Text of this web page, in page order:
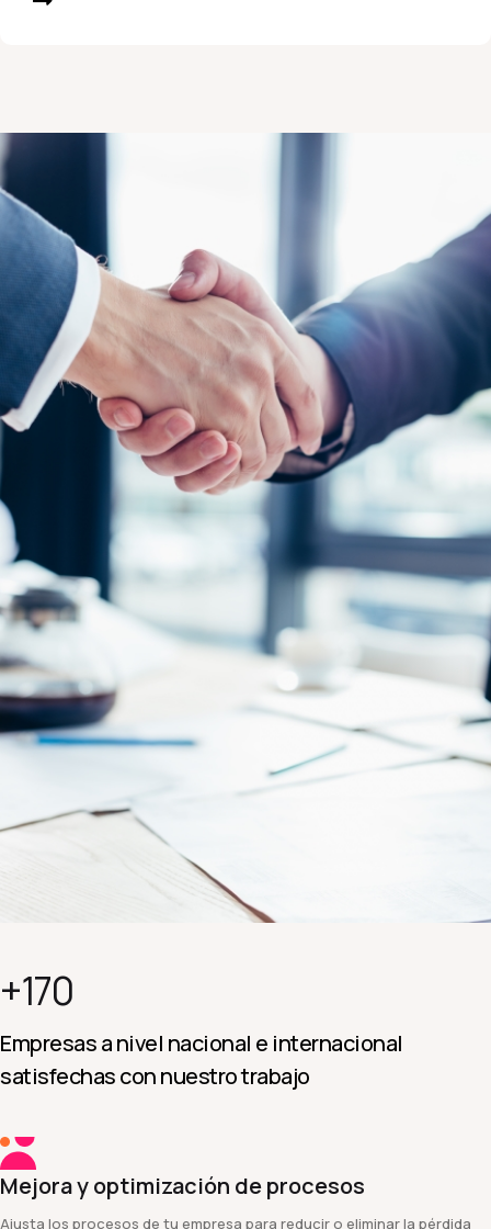
+170
Empresas a nivel nacional e internacional
satisfechas con nuestro trabajo
Mejora y optimización de procesos
Ajusta los procesos de tu empresa para reducir o eliminar la pérdida